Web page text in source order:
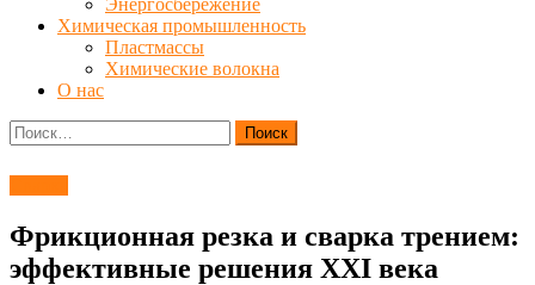
Энергосбережение
Химическая промышленность
Пластмассы
Химические волокна
О нас
Найти:
Фрикционная резка и сварка трением:
эффективные решения XXI века